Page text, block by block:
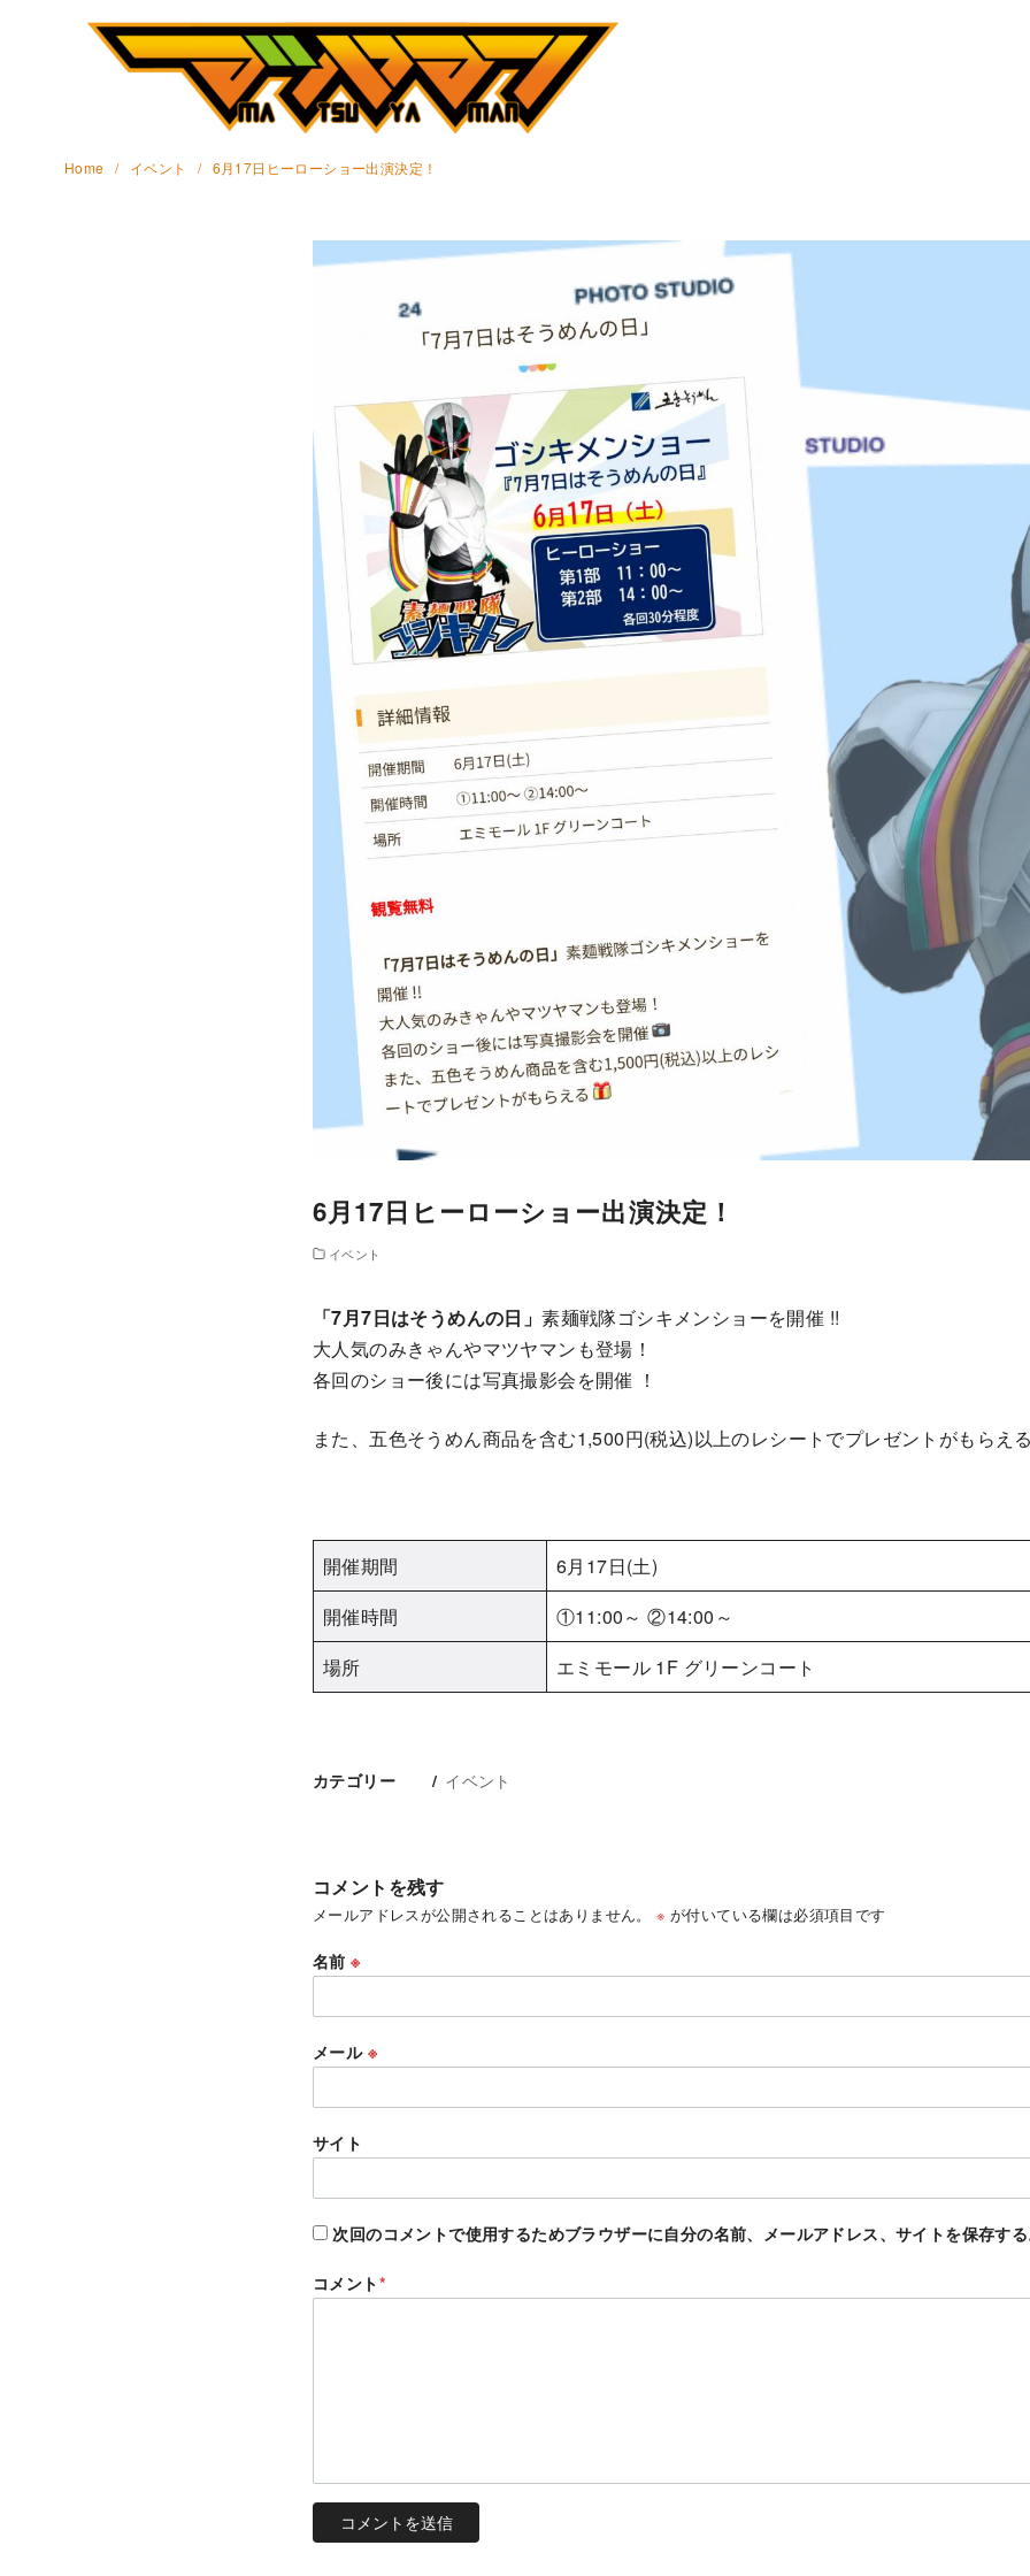
Home イベント 6月17日ヒーローショー出演決定！
6月17日ヒーローショー出演決定！
イベント
「7月7日はそうめんの日」素麺戦隊ゴシキメンショーを開催 !!
大人気のみきゃんやマツヤマンも登場！
各回のショー後には写真撮影会を開催 ！
また、五色そうめん商品を含む1,500円(税込)以上のレシートでプレゼントがもらえ
開催期間
6月17日(土)
開催時間
①11:00～ ②14:00～
場所
エミモール 1F グリーンコート
カテゴリー イベント
コメントを残す
メールアドレスが公開されることはありません。 ※ が付いている欄は必須項目です
名前※
メール ※
サイト
次回のコメントで使用するためブラウザーに自分の名前、メールアドレス、サイトを保存す
コメント*